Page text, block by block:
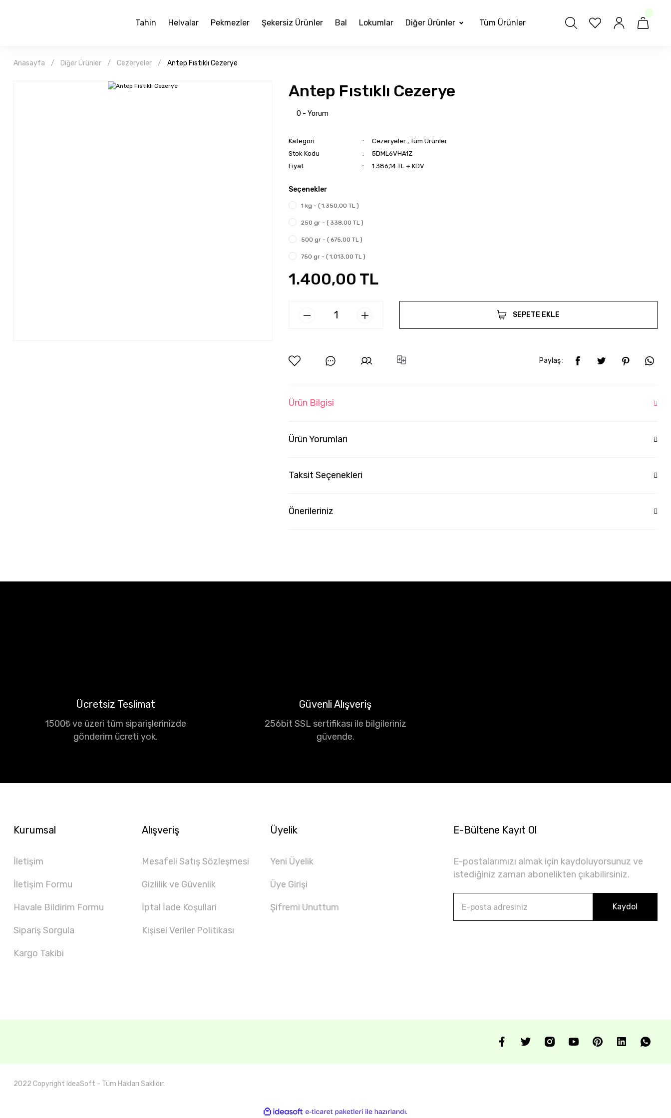
Tahin Helvalar Pekmezler Şekersiz Ürünler Bal Lokumlar Diğer Ürünler Tüm Ürünler
Anasayfa Diğer Ürünler Cezeryeler Antep Fıstıklı Cezerye
Antep Fıstıklı Cezerye
0 - Yorum
Kategori Cezeryeler , Tüm Ürünler
Stok Kodu
5DML6VHA1Z
Fiyat
1.386,14 TL + KDV
Seçenekler
1 kg - ( 1.350,00 TL )
250 gr - ( 338,00 TL )
500 gr - ( 675,00 TL )
750 gr - ( 1.013,00 TL )
1.400,00 TL
SEPETE EKLE
Paylaş :
Ürün Bilgisi
Ürün Yorumları
Taksit Seçenekleri
Önerileriniz
Ücretsiz Teslimat
1500₺ ve üzeri tüm siparişlerinizde
gönderim ücreti yok.
Güvenli Alışveriş
256bit SSL sertifikası ile bilgileriniz
güvende.
Kurumsal
İletişim
İletişim Formu
Havale Bildirim Formu
Sipariş Sorgula
Kargo Takibi
Alışveriş
Mesafeli Satış Sözleşmesi
Gizlilik ve Güvenlik
İptal İade Koşullari
Kişisel Veriler Politikası
Üyelik
Yeni Üyelik
Üye Girişi
Şifremi Unuttum
E-Bültene Kayıt Ol
E-postalarımızı almak için kaydoluyorsunuz ve
istediğiniz zaman abonelikten çıkabilirsiniz.
Kaydol
2022 Copyright IdeaSoft - Tüm Hakları Saklıdır.
ideasoft
e-